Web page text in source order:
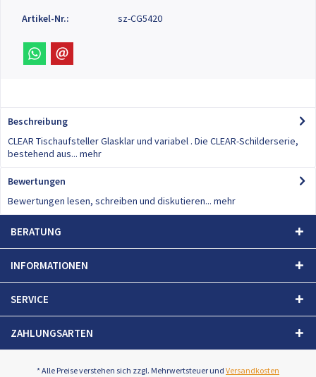
Artikel-Nr.: sz-CG5420
Beschreibung
CLEAR Tischaufsteller Glasklar und variabel . Die CLEAR-Schilderserie,
bestehend aus... mehr
Bewertungen
Bewertungen lesen, schreiben und diskutieren... mehr
BERATUNG
INFORMATIONEN
SERVICE
ZAHLUNGSARTEN
* Alle Preise verstehen sich zzgl. Mehrwertsteuer und Versandkosten